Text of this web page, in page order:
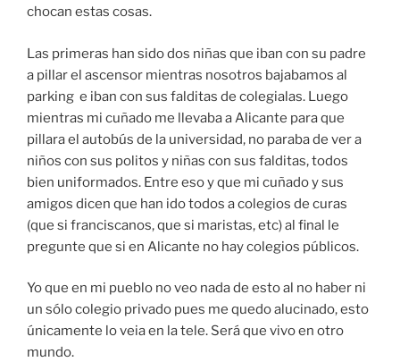
chocan estas cosas.
Las primeras han sido dos niñas que iban con su padre
a pillar el ascensor mientras nosotros bajabamos al
parking e iban con sus falditas de colegialas. Luego
mientras mi cuñado me llevaba a Alicante para que
pillara el autobús de la universidad, no paraba de ver a
niños con sus politos y niñas con sus falditas, todos
bien uniformados. Entre eso y que mi cuñado y sus
amigos dicen que han ido todos a colegios de curas
(que si franciscanos, que si maristas, etc) al final le
pregunte que si en Alicante no hay colegios públicos.
Yo que en mi pueblo no veo nada de esto al no haber ni
un sólo colegio privado pues me quedo alucinado, esto
únicamente lo veia en la tele. Será que vivo en otro
mundo.